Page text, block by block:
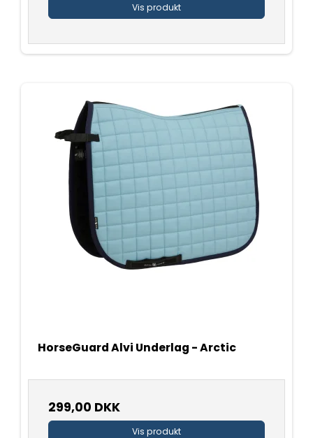
Vis produkt
HorseGuard Alvi Underlag - Arctic
299,00 DKK
Vis produkt